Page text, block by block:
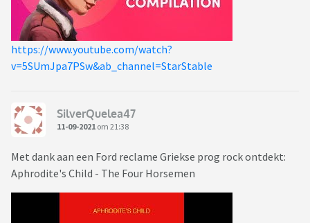
https://www.youtube.com/watch?
v=5SUmJpa7PSw&ab_channel=StarStable
SilverQuelea47
11-09-2021 om 21:38
Met dank aan een Ford reclame Griekse prog rock ontdekt:
Aphrodite's Child - The Four Horsemen